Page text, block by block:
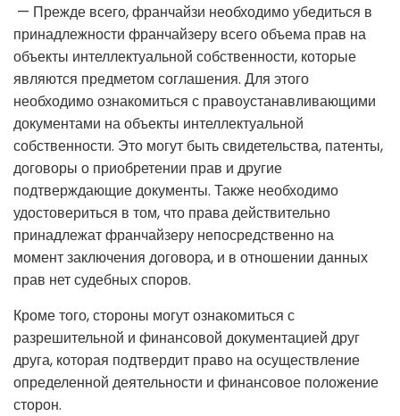
— Прежде всего, франчайзи необходимо убедиться в
принадлежности франчайзеру всего объема прав на
объекты интеллектуальной собственности, которые
являются предметом соглашения. Для этого
необходимо ознакомиться с правоустанавливающими
документами на объекты интеллектуальной
собственности. Это могут быть свидетельства, патенты,
договоры о приобретении прав и другие
подтверждающие документы. Также необходимо
удостовериться в том, что права действительно
принадлежат франчайзеру непосредственно на
момент заключения договора, и в отношении данных
прав нет судебных споров.
Кроме того, стороны могут ознакомиться с
разрешительной и финансовой документацией друг
друга, которая подтвердит право на осуществление
определенной деятельности и финансовое положение
сторон.